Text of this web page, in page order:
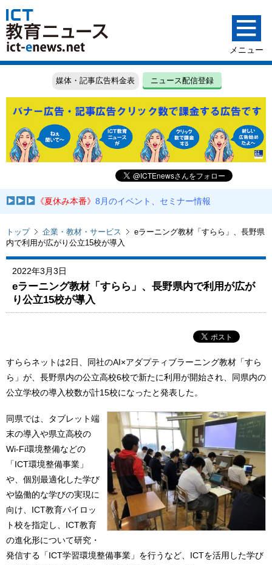
媒体・記事広告料金表 ニュース配信登録
《夏休み本番》8月のイベント、セミナー情報
トップ 企業・教材・サービス
eラーニング教材「すらら」、長野県
内で利用が広がり公立15校が導入
2022年3月3日
eラーニング教材「すらら」、長野県内で利用が広が
り公立15校が導入
すららネットは2日、同社のAI×アダプティブラーニング教材「すら
ら」が、長野県内の公立高校6校で新たに利用が開始され、同県内の
公立学校の導入校数が計15校になったと発表した。
同県では、タブレット端
末の導入や県立高校の
Wi-Fi環境整備などの
「ICT環境整備事業」
や、個別最適化した学び
や協働的な学びの実現に
向け、ICT教育パイロッ
ト校を指定し、ICT教育
の進化形について研究・
発信する「ICT学習環境整備事業」を行うなど、ICTを活用した学び